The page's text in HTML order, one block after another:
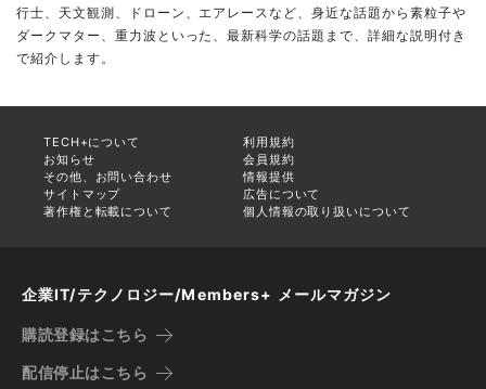
行士、天文観測、ドローン、エアレースなど、身近な話題から素粒子や
ダークマター、重力波といった、最新科学の話題まで、詳細な説明付き
で紹介します。
TECH+について
利用規約
お知らせ
会員規約
その他、お問い合わせ
情報提供
サイトマップ
広告について
著作権と転載について
個人情報の取り扱いについて
企業IT/テクノロジー/Members+ メールマガジン
購読登録はこちら
配信停止はこちら